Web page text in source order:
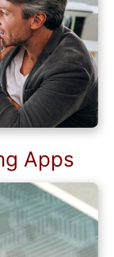
Apps